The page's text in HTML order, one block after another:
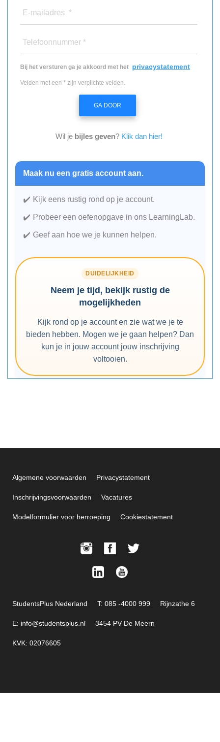
E-mailadres *
Telefoonnummer *
Bij het versturen ga je akkoord met het privacystatement
Velden met een * zijn verplichte velden.
GA DOOR
Wil je bijles geven? Klik dan hier!
Maak nu een gratis account aan.
Kijk eens rustig rond op je account.
Probeer een oefenopgave in ons LearningLab.
Geef aan hoe we je kunnen helpen.
DUIDELIJKHEID
Neem je tijd, bekijk rustig de
mogelijkheden
Kijk rond op je account en zie wat we je te
bieden hebben. Mogen we je gaan helpen? Dan
kun je in jouw account jouw inschrijving
voltooien.
Algemene voorwaarden Privacystatement
Inschrijvingsvoorwaarden Vacatures
Modelformulier voor herroeping Cookiestatement
StudentsPlus Nederland T: 085 -4000 999 Rijnzathe 6
E: info@studentsplus.nl 3454 PV De Meern
KVK: 02076605